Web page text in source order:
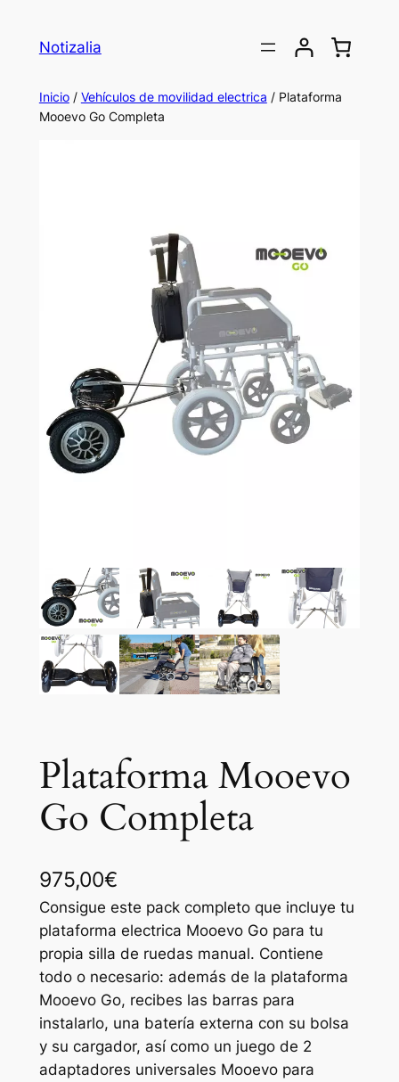
Notizalia
Inicio/ Vehículos de movilidad electrica / Plataforma
Mooevo Go Completa
Plataforma Mooevo
Go Completa
975,00€
Consigue este pack completo que incluye tu
plataforma electrica Mooevo Go para tu
propia silla de ruedas manual. Contiene
todo o necesario: además de la plataforma
Mooevo Go, recibes las barras para
instalarlo, una batería externa con su bolsa
y su cargador, así como un juego de 2
adaptadores universales Mooevo para